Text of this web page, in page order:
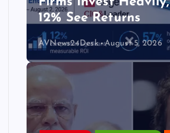
12% See Returns
AVNews24Desk August 5, 2026